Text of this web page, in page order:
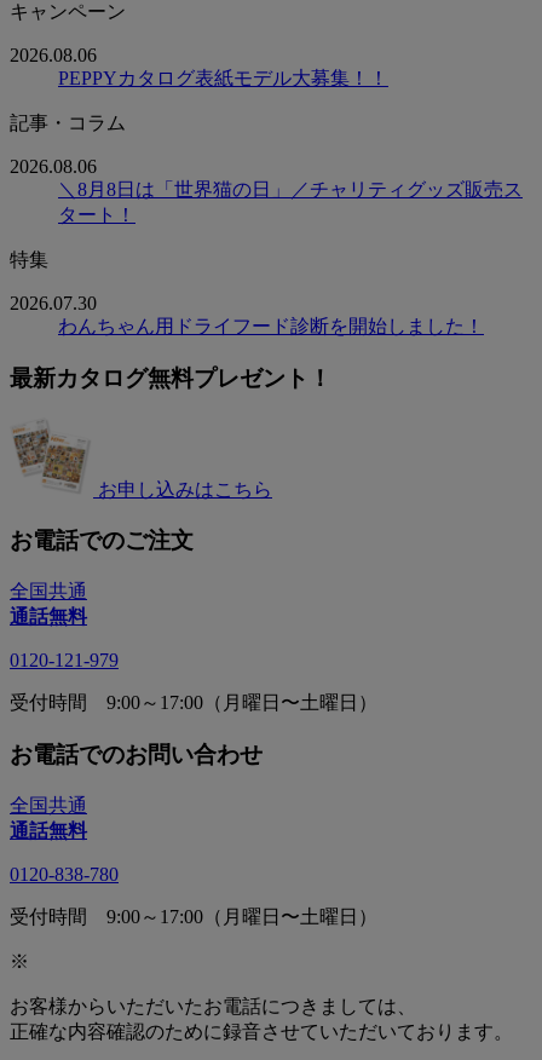
キャンペーン
2026.08.06
PEPPYカタログ表紙モデル大募集！！
記事・コラム
2026.08.06
＼8月8日は「世界猫の日」／チャリティグッズ販売ス
タート！
特集
2026.07.30
わんちゃん用ドライフード診断を開始しました！
最新カタログ無料プレゼント！
お申し込みはこちら
お電話でのご注文
全国共通
通話無料
0120-121-979
受付時間 9:00～17:00（月曜日〜土曜日）
お電話でのお問い合わせ
全国共通
通話無料
0120-838-780
受付時間 9:00～17:00（月曜日〜土曜日）
※
お客様からいただいたお電話につきましては、
正確な内容確認のために録音させていただいております。